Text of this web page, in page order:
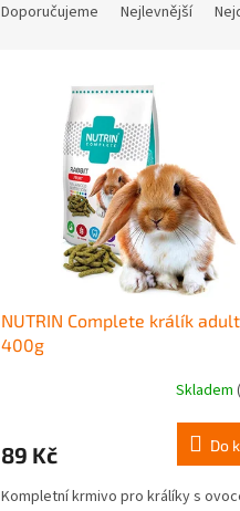
Doporučujeme Nejlevnější
NUTRIN Complete králík
400g
Skladem
89 Kč Do
Kompletní krmivo pro králíky s